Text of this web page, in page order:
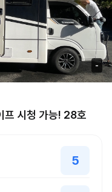
-
시청 가능! 28호
5